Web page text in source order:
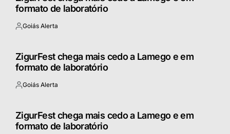
formato de laboratório
Postado
Goiás Alerta
ZigurFest chega mais cedo a Lamego e em
formato de laboratório
Postado
Goiás Alerta
ZigurFest chega mais cedo a Lamego e em
formato de laboratório